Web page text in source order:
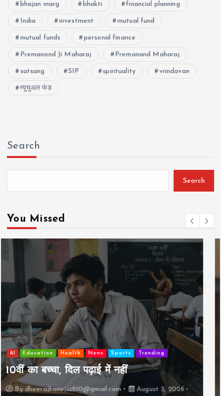
bhajan marg bhakti financial planning
India investment mutual fund
mutual funds personal finance
Premanand Ji Maharaj Premanand Maharaj
satsang SIP spirituality vrindavan
म्यूचुअल फंड
Search
Search
You Missed
AI Education Lifestyle Mutual fund society Travel
झुग्गी में रहने वाला 10,000 कमाने वाले का बच्चा
कैसे “बड़ा आदमी” बन सकता है?
Bydheerajkanojia810@gmail.com
August 2, 2026